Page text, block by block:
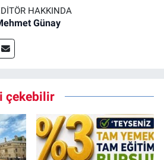
HAKKINDA
Günay
çekebilir